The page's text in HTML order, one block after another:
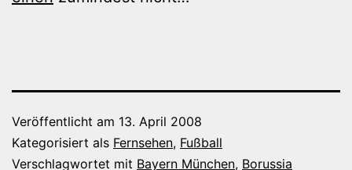
Veröffentlicht am 13. April 2008
Kategorisiert als Fernsehen, Fußball
Verschlagwortet mit Bayern München, Borussia